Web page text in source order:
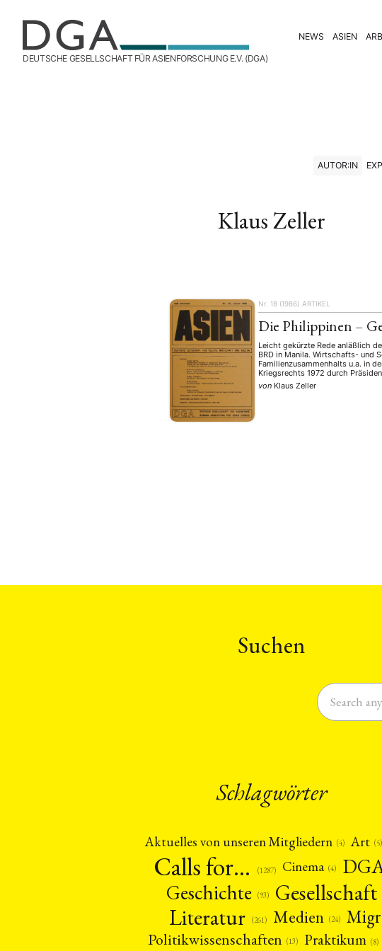
DEUTSCHE GESELLSCHAFT FÜR ASIENFORSCHUNG E.V. (DGA)
NEWS ASIEN
AUTOR:IN
Klaus Zeller
Nr. 18 (1986) ARTIKEL
Die Philippinen –
Leicht gekürzte Rede anläßlich
BRD in Manila. Wirtschafts- und
Familienzusammenhalts u.a. in
Kriegsrechts 1972 durch
von Klaus Zeller
Suchen
Schlagwörter
Aktuelles von unseren Mitgliedern (4) Art (5)
Calls for… (1287) Cinema (4)
Geschichte (93) Gesellschaft
Literatur (261) Medien (24)
Politikwissenschaften (13) Praktikum (8)